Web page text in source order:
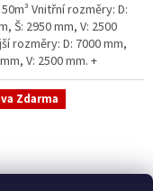
Vnitřní rozměry: D:
Š: 2950 mm, V: 2500
rozměry: D: 7000 mm,
V: 2500 mm. +
Běžná doba dodání 2-3
objednávky. Rozměry...
Zdarma